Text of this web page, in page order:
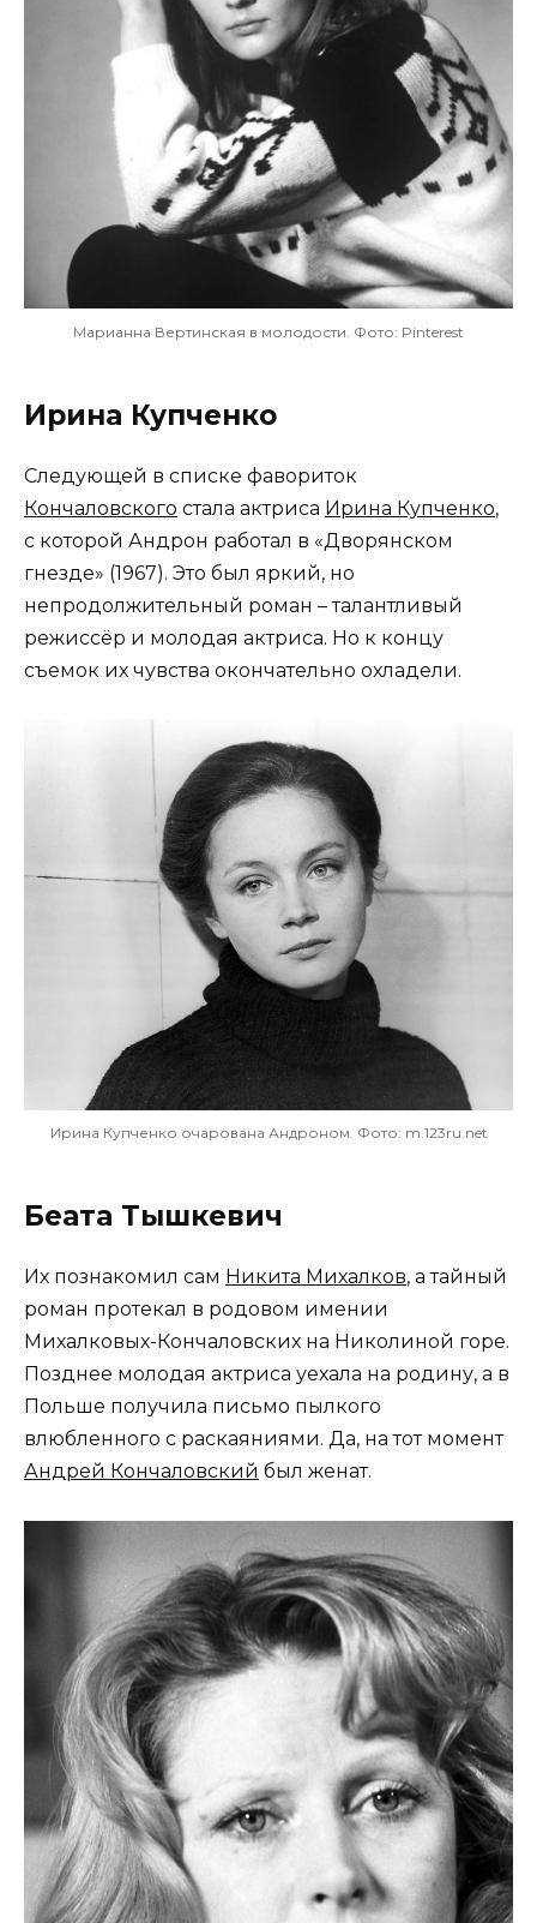
Марианна Вертинская в молодости. Фото: Pinterest
Ирина Купченко
Следующей в списке фавориток
Кончаловского стала актриса Ирина Купченко,
с которой Андрон работал в «Дворянском
гнезде» (1967). Это был яркий, но
непродолжительный роман – талантливый
режиссёр и молодая актриса. Но к концу
съемок их чувства окончательно охладели.
Ирина Купченко очарована Андроном. Фото: m.123ru.net
Беата Тышкевич
Их познакомил сам Никита Михалков, а тайный
роман протекал в родовом имении
Михалковых-Кончаловских на Николиной горе.
Позднее молодая актриса уехала на родину, а в
Польше получила письмо пылкого
влюбленного с раскаяниями. Да, на тот момент
Андрей Кончаловский был женат.